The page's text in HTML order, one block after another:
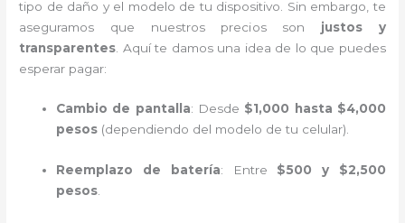
tipo de daño y el modelo de tu dispositivo. Sin embargo, te
aseguramos que nuestros precios son justos y
transparentes . Aquí te damos una idea de lo que puedes
esperar pagar:
Cambio de pantalla: Desde $1,000 hasta $4,000
pesos (dependiendo del modelo de tu celular).
Reemplazo de batería: Entre $500 y $2,500
pesos.